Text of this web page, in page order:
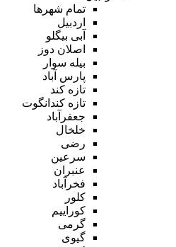
تمام شهر‌ها
اردبیل
آبی بیگلو
اصلان دوز
بیله سوار
پارس آباد
تازه کند
تازه کندانگوت
جعفرآباد
خلخال
رضی
سرعین
عنبران
فخرآباد
کلور
کوراییم
گرمی
گیوی